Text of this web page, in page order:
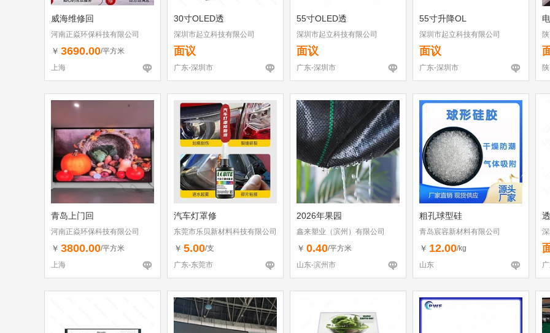
威海维修回
河南正焱环保科技有限公司
￥ 3690.00/平方米
上海
30寸OLED透
深圳市起立科技有限公司
面议
广东-深圳市
55寸OLED透
深圳市起立科技有限公司
面议
广东-深圳市
55寸升降OL
深圳市起立科技有限公司
面议
广东-深圳市
青岛上门回
河南正焱环保科技有限公司
￥ 3800.00/平方米
上海
汽车灯罩修
东莞市乐贝新材料科技有限公司
￥ 5.00/支
广东-东莞市
2026年果园
鑫来塑业（滨州）有限公司
￥ 0.40/平方米
山东-滨州市
粗孔球型硅
青岛宸容新材料有限公司
￥ 12.00/kg
山东